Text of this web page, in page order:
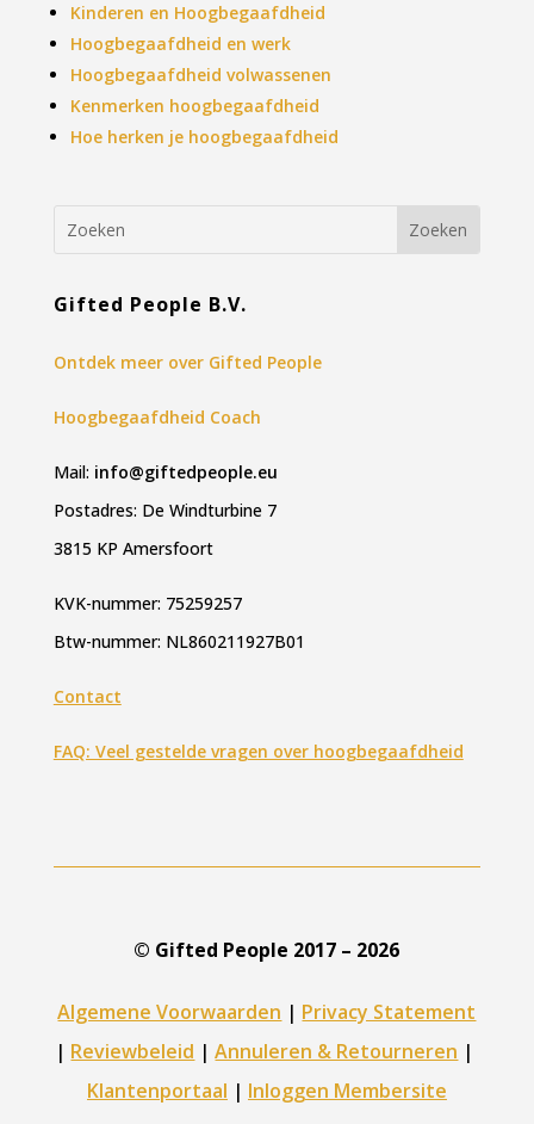
Kinderen en Hoogbegaafdheid
Hoogbegaafdheid en werk
Hoogbegaafdheid volwassenen
Kenmerken hoogbegaafdheid
Hoe herken je hoogbegaafdheid
Gifted People B.V.
Ontdek meer over Gifted People
Hoogbegaafdheid Coach
Mail: info@giftedpeople.eu
Postadres: De Windturbine 7
3815 KP Amersfoort
KVK-nummer: 75259257
Btw-nummer: NL860211927B01
Contact
FAQ: Veel gestelde vragen over hoogbegaafdheid
© Gifted People 2017 – 2026
Algemene Voorwaarden | Privacy Statement
| Reviewbeleid |Annuleren & Retourneren |
Klantenportaal | Inloggen Membersite